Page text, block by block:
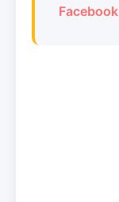
Facebook